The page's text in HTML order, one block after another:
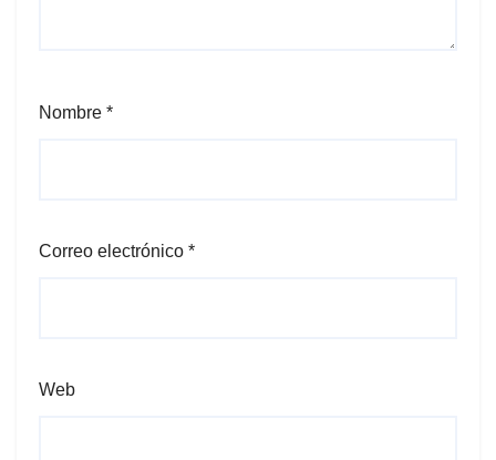
Nombre *
Correo electrónico *
Web